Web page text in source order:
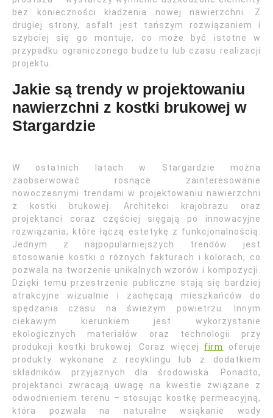
bez konieczności kładzenia nowej nawierzchni. Z
drugiej strony, asfalt jest tańszym rozwiązaniem i
szybciej się go montuje, co może być istotne w
przypadku ograniczonego budżetu lub czasu realizacji
projektu.
Jakie są trendy w projektowaniu
nawierzchni z kostki brukowej w
Stargardzie
W ostatnich latach w Stargardzie można
zaobserwować rosnące zainteresowanie
nowoczesnymi trendami w projektowaniu nawierzchni
z kostki brukowej. Architekci krajobrazu oraz
projektanci coraz częściej sięgają po innowacyjne
rozwiązania, które łączą estetykę z funkcjonalnością.
Jednym z najpopularniejszych trendów jest
stosowanie kostki o różnych fakturach i kolorach, co
pozwala na tworzenie unikalnych wzorów i kompozycji.
Dzięki temu przestrzenie publiczne stają się bardziej
atrakcyjne wizualnie i zachęcają mieszkańców do
spędzania czasu na świeżym powietrzu. Innym
ciekawym kierunkiem jest wykorzystanie
ekologicznych materiałów oraz technologii przy
produkcji kostki brukowej. Coraz więcej firm
oferuje
produkty wykonane z recyklingu lub z dodatkiem
składników przyjaznych dla środowiska. Ponadto,
projektanci zwracają uwagę na kwestie związane z
odwodnieniem terenu – stosując kostkę permeacyjną,
która pozwala na naturalne wsiąkanie wody